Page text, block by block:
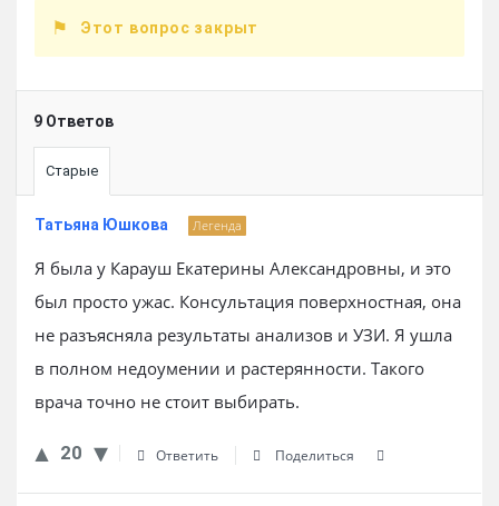
Этот вопрос закрыт
9 Ответов
Старые
Татьяна Юшкова Легенда
Я была у Карауш Екатерины Александровны, и это
был просто ужас. Консультация поверхностная, она
не разъясняла результаты анализов и УЗИ. Я ушла
в полном недоумении и растерянности. Такого
врача точно не стоит выбирать.
20 Ответить Поделиться